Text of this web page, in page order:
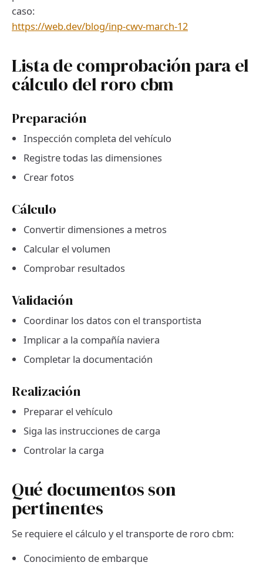
caso:
https://web.dev/blog/inp-cwv-march-12
Lista de comprobación para el
cálculo del roro cbm
Preparación
Inspección completa del vehículo
Registre todas las dimensiones
Crear fotos
Cálculo
Convertir dimensiones a metros
Calcular el volumen
Comprobar resultados
Validación
Coordinar los datos con el transportista
Implicar a la compañía naviera
Completar la documentación
Realización
Preparar el vehículo
Siga las instrucciones de carga
Controlar la carga
Qué documentos son
pertinentes
Se requiere el cálculo y el transporte de roro cbm:
Conocimiento de embarque